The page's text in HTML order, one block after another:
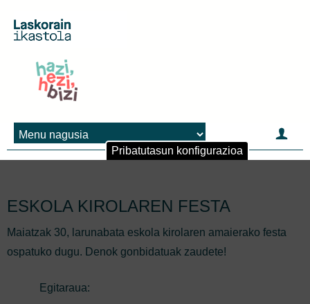
ESKOLA KIROLAREN FESTA
Maiatzak 30, larunabata eskola kirolaren amaierako festa
ospatuko dugu. Denok gonbidatuak zaudete!
Egitaraua:
Pribatutasun konfigurazioa